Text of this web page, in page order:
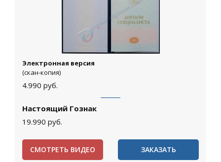
Электронная версия
(скан-копия)
4.990 руб.
Настоящий Гознак
19.990 руб.
СМОТРЕТЬ ВИДЕО ЗАКАЗАТЬ